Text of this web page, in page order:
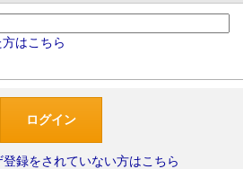
はこちら
登録をされていない方はこちら